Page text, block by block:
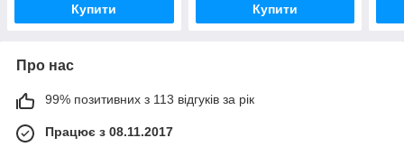
Купити Купити
Про нас
99% позитивних з 113 відгуків за рік
Працює з 08.11.2017